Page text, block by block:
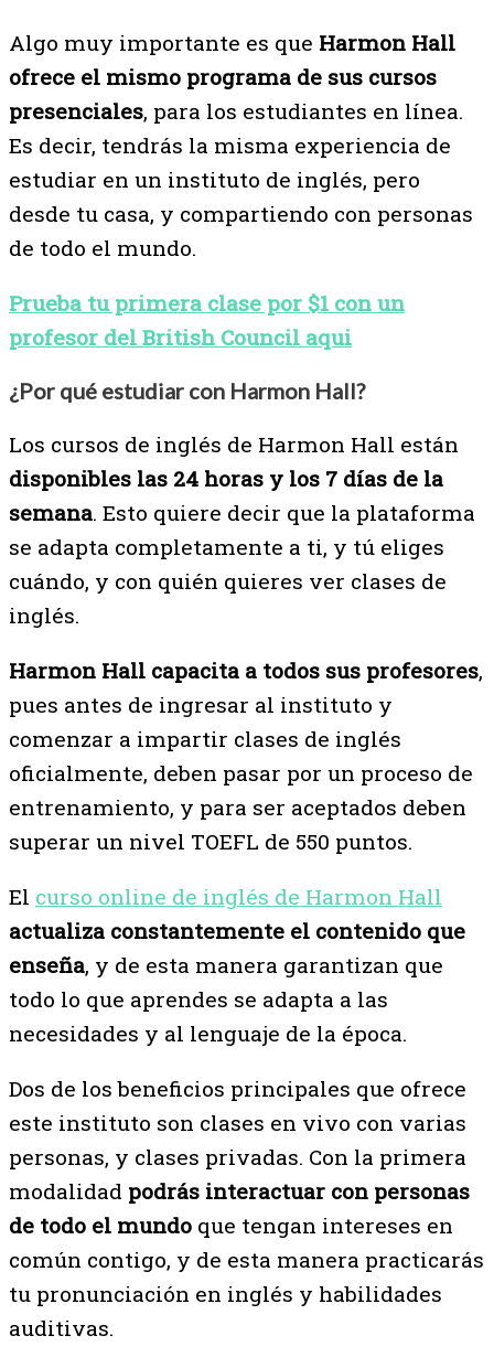
Algo muy importante es que Harmon Hall
ofrece el mismo programa de sus cursos
presenciales, para los estudiantes en línea.
Es decir, tendrás la misma experiencia de
estudiar en un instituto de inglés, pero
desde tu casa, y compartiendo con personas
de todo el mundo.
Prueba tu primera clase por $1 con un
profesor del British Council aqui
¿Por qué estudiar con Harmon Hall?
Los cursos de inglés de Harmon Hall están
disponibles las 24 horas y los 7 días de la
semana. Esto quiere decir que la plataforma
se adapta completamente a ti, y tú eliges
cuándo, y con quién quieres ver clases de
inglés.
Harmon Hall capacita a todos sus profesores,
pues antes de ingresar al instituto y
comenzar a impartir clases de inglés
oficialmente, deben pasar por un proceso de
entrenamiento, y para ser aceptados deben
superar un nivel TOEFL de 550 puntos.
El curso online de inglés de Harmon Hall
actualiza constantemente el contenido que
enseña, y de esta manera garantizan que
todo lo que aprendes se adapta a las
necesidades y al lenguaje de la época.
Dos de los beneficios principales que ofrece
este instituto son clases en vivo con varias
personas, y clases privadas. Con la primera
modalidad podrás interactuar con personas
de todo el mundo que tengan intereses en
común contigo, y de esta manera practicarás
tu pronunciación en inglés y habilidades
auditivas.